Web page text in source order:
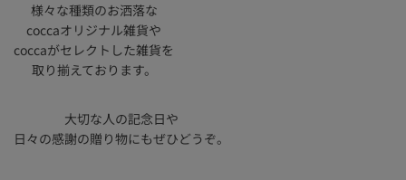
様々な種類のお洒落な
coccaオリジナル雑貨や
coccaがセレクトした雑貨を
取り揃えております。
大切な人の記念日や
日々の感謝の贈り物にもぜひどうぞ。